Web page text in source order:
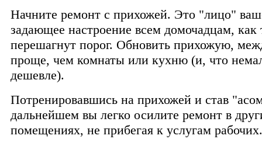
Начните ремонт с прихожей. Это "лицо"
задающее настроение всем домочадцам, как
перешагнут порог. Обновить прихожую,
проще, чем комнаты или кухню (и, что
дешевле).
Потренировавшись на прихожей и став
дальнейшем вы легко осилите ремонт в
помещениях, не прибегая к услугам рабочих.